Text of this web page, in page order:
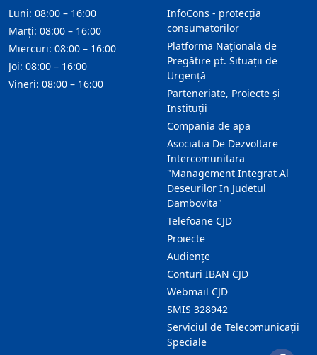
InfoCons - protecția
consumatorilor
Platforma Națională de
Pregătire pt. Situații de
Urgență
Parteneriate, Proiecte și
Instituții
Compania de apa
Asociatia De Dezvoltare
Intercomunitara
"Management Integrat Al
Deseurilor In Judetul
Dambovita"
Telefoane CJD
Proiecte
Audienţe
Conturi IBAN CJD
Webmail CJD
SMIS 328942
Serviciul de Telecomunicații
Speciale
Luni: 08:00 – 16:00
Marți: 08:00 – 16:00
Miercuri: 08:00 – 16:00
Joi: 08:00 – 16:00
Vineri: 08:00 – 16:00